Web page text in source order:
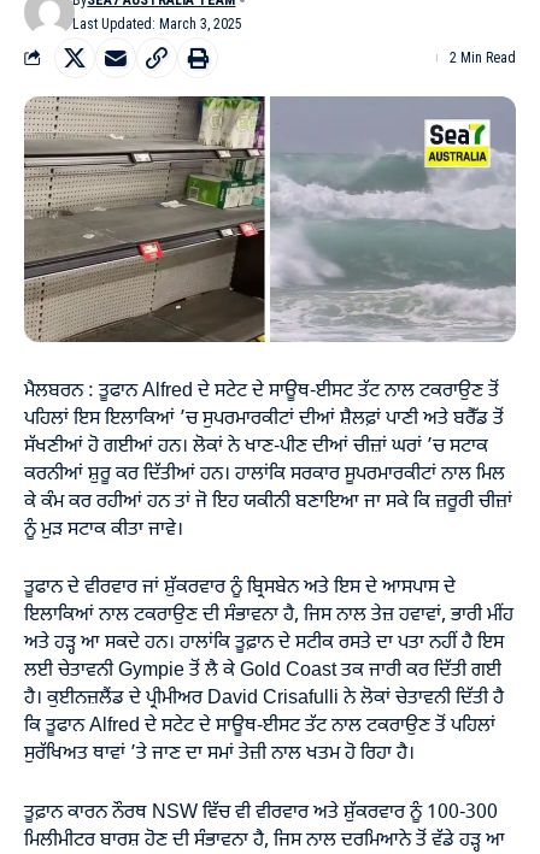
Last Updated: March 3, 2025
2 Min Read
ਮੈਲਬਰਨ : ਤੂਫਾਨ Alfred ਦੇ ਸਟੇਟ ਦੇ ਸਾਊਥ-ਈਸਟ ਤੱਟ ਨਾਲ ਟਕਰਾਉਣ ਤੋਂ
ਪਹਿਲਾਂ ਇਸ ਇਲਾਕਿਆਂ ’ਚ ਸੁਪਰਮਾਰਕੀਟਾਂ ਦੀਆਂ ਸ਼ੈਲਫ਼ਾਂ ਪਾਣੀ ਅਤੇ ਬਰੈੱਡ ਤੋਂ
ਸੱਖਣੀਆਂ ਹੋ ਗਈਆਂ ਹਨ। ਲੋਕਾਂ ਨੇ ਖਾਣ-ਪੀਣ ਦੀਆਂ ਚੀਜ਼ਾਂ ਘਰਾਂ ’ਚ ਸਟਾਕ
ਕਰਨੀਆਂ ਸ਼ੁਰੂ ਕਰ ਦਿੱਤੀਆਂ ਹਨ। ਹਾਲਾਂਕਿ ਸਰਕਾਰ ਸੂਪਰਮਾਰਕੀਟਾਂ ਨਾਲ ਮਿਲ
ਕੇ ਕੰਮ ਕਰ ਰਹੀਆਂ ਹਨ ਤਾਂ ਜੋ ਇਹ ਯਕੀਨੀ ਬਣਾਇਆ ਜਾ ਸਕੇ ਕਿ ਜ਼ਰੂਰੀ ਚੀਜ਼ਾਂ
ਨੂੰ ਮੁੜ ਸਟਾਕ ਕੀਤਾ ਜਾਵੇ।
ਤੂਫਾਨ ਦੇ ਵੀਰਵਾਰ ਜਾਂ ਸ਼ੁੱਕਰਵਾਰ ਨੂੰ ਬ੍ਰਿਸਬੇਨ ਅਤੇ ਇਸ ਦੇ ਆਸਪਾਸ ਦੇ
ਇਲਾਕਿਆਂ ਨਾਲ ਟਕਰਾਉਣ ਦੀ ਸੰਭਾਵਨਾ ਹੈ, ਜਿਸ ਨਾਲ ਤੇਜ਼ ਹਵਾਵਾਂ, ਭਾਰੀ ਮੀਂਹ
ਅਤੇ ਹੜ੍ਹ ਆ ਸਕਦੇ ਹਨ। ਹਾਲਾਂਕਿ ਤੂਫ਼ਾਨ ਦੇ ਸਟੀਕ ਰਸਤੇ ਦਾ ਪਤਾ ਨਹੀਂ ਹੈ ਇਸ
ਲਈ ਚੇਤਾਵਨੀ Gympie ਤੋਂ ਲੈ ਕੇ Gold Coast ਤਕ ਜਾਰੀ ਕਰ ਦਿੱਤੀ ਗਈ
ਹੈ। ਕੁਈਨਜ਼ਲੈਂਡ ਦੇ ਪ੍ਰੀਮੀਅਰ David Crisafulli ਨੇ ਲੋਕਾਂ ਚੇਤਾਵਨੀ ਦਿੱਤੀ ਹੈ
ਕਿ ਤੂਫਾਨ Alfred ਦੇ ਸਟੇਟ ਦੇ ਸਾਊਥ-ਈਸਟ ਤੱਟ ਨਾਲ ਟਕਰਾਉਣ ਤੋਂ ਪਹਿਲਾਂ
ਸੁਰੱਖਿਅਤ ਥਾਵਾਂ ’ਤੇ ਜਾਣ ਦਾ ਸਮਾਂ ਤੇਜ਼ੀ ਨਾਲ ਖਤਮ ਹੋ ਰਿਹਾ ਹੈ।
ਤੂਫ਼ਾਨ ਕਾਰਨ ਨੌਰਥ NSW ਵਿੱਚ ਵੀ ਵੀਰਵਾਰ ਅਤੇ ਸ਼ੁੱਕਰਵਾਰ ਨੂੰ 100-300
ਮਿਲੀਮੀਟਰ ਬਾਰਸ਼ ਹੋਣ ਦੀ ਸੰਭਾਵਨਾ ਹੈ, ਜਿਸ ਨਾਲ ਦਰਮਿਆਨੇ ਤੋਂ ਵੱਡੇ ਹੜ੍ਹ ਆ